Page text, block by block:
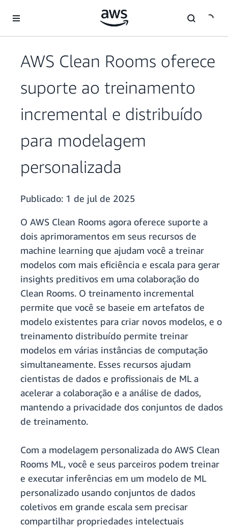
Pular para o conteúdo principal
AWS Clean Rooms oferece
suporte ao treinamento
incremental e distribuído
para modelagem
personalizada
Publicado: 1 de jul de 2025
O AWS Clean Rooms agora oferece suporte a
dois aprimoramentos em seus recursos de
machine learning que ajudam você a treinar
modelos com mais eficiência e escala para gerar
insights preditivos em uma colaboração do
Clean Rooms. O treinamento incremental
permite que você se baseie em artefatos de
modelo existentes para criar novos modelos, e o
treinamento distribuído permite treinar
modelos em várias instâncias de computação
simultaneamente. Esses recursos ajudam
cientistas de dados e profissionais de ML a
acelerar a colaboração e a análise de dados,
mantendo a privacidade dos conjuntos de dados
de treinamento.
Com a modelagem personalizada do AWS Clean
Rooms ML, você e seus parceiros podem treinar
e executar inferências em um modelo de ML
personalizado usando conjuntos de dados
coletivos em grande escala sem precisar
compartilhar propriedades intelectuais